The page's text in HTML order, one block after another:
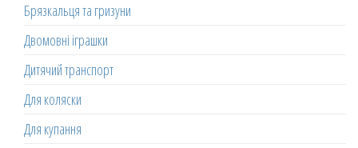
Брязкальця та гризуни
Двомовні іграшки
Дитячий транспорт
Для коляски
Для купання